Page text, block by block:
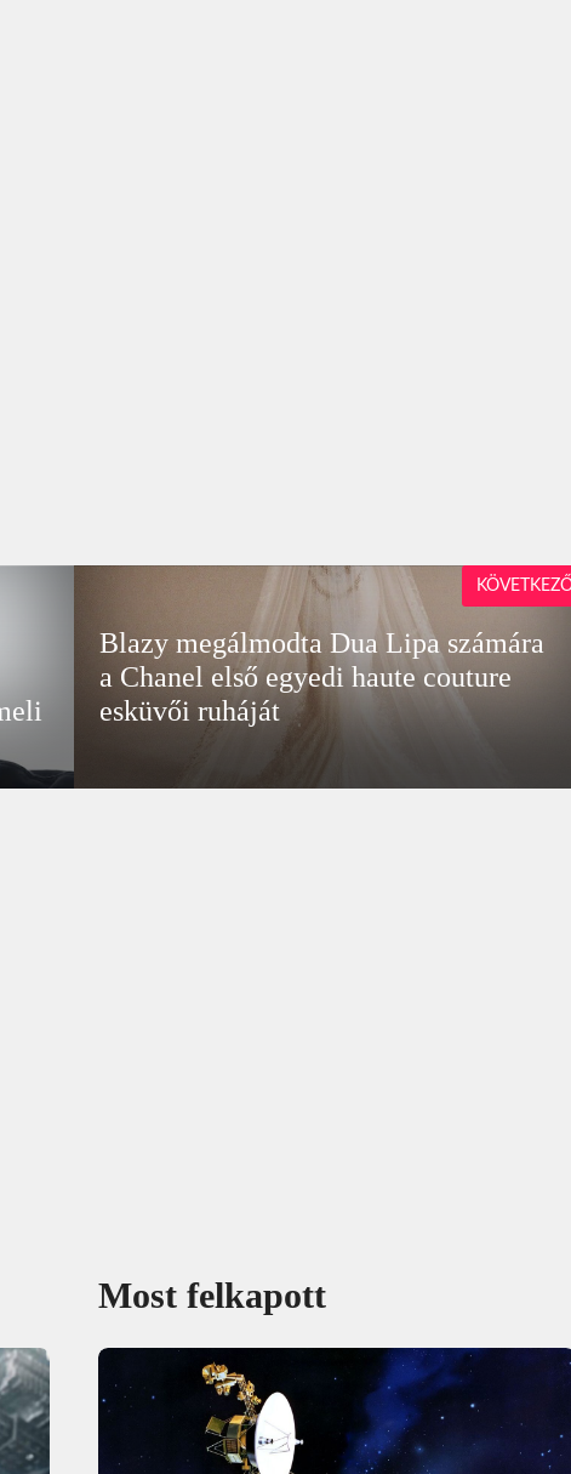
Blazy megálmodta Dua Lipa számára
a Chanel első egyedi haute couture
esküvői ruháját
Most felkapott